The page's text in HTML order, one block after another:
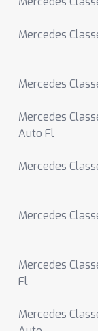
Mercedes
Mercedes
Mercedes
Auto Fl
Mercedes
Mercedes
Mercedes
Fl
Mercedes